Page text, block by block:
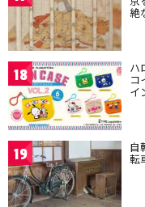
絶
18 ハ
コ
イ
19 自
転